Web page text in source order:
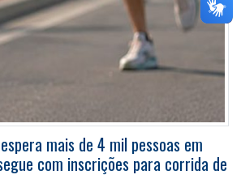
mais de 4 mil pessoas em
com inscrições para corrida de